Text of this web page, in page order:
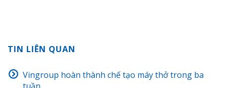
TIN LIÊN QUAN
Vingroup hoàn thành chế tạo máy thở trong ba